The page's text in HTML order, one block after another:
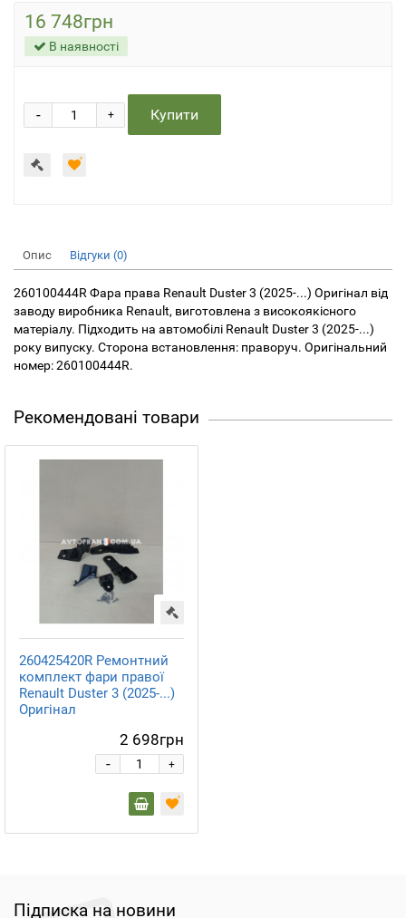
16 748грн
В наявності
+
- Купити
Опис Відгуки (0)
260100444R Фара права Renault Duster 3 (2025-...) Оригінал від
заводу виробника Renault, виготовлена з високоякісного
матеріалу. Підходить на автомобілі Renault Duster 3 (2025-...)
року випуску. Сторона встановлення: праворуч. Оригінальний
номер: 260100444R.
Рекомендовані товари
260425420R Ремонтний
комплект фари правої
Renault Duster 3 (2025-...)
Оригінал
2 698грн
+
-
Підписка на новини